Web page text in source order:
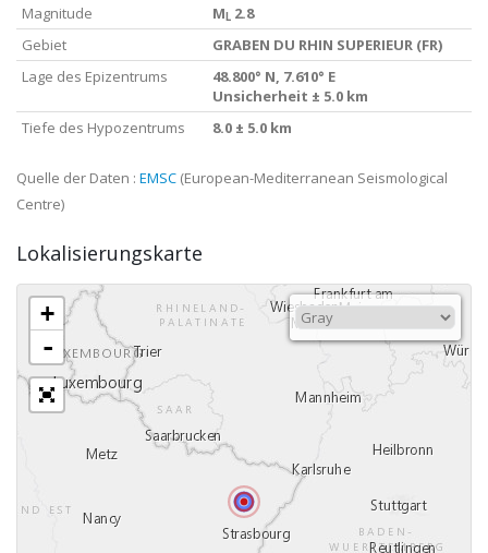
Magnitude
M L 2.8
Gebiet
GRABEN DU RHIN SUPERIEUR (FR)
Lage des Epizentrums
48.800° N, 7.610° E
Unsicherheit ± 5.0 km
Tiefe des Hypozentrums
8.0 ± 5.0 km
Quelle der Daten : EMSC (European-Mediterranean Seismological
Centre)
Lokalisierungskarte
+
-